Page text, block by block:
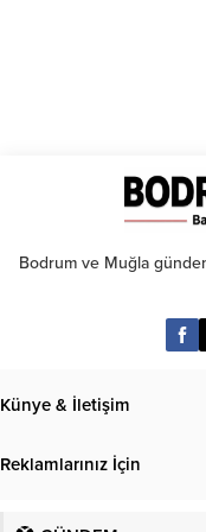
Bodrum ve Muğla
Künye & İletişim
Reklamlarınız İçin